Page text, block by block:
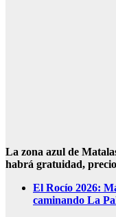
La zona azul de
habrá gratuidad,
El Rocío 2026:
caminando La